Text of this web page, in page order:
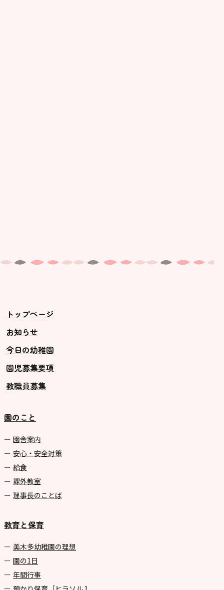
トップページ
お知らせ
今日の幼稚園
園児募集要項
教職員募集
園のこと
園舎案内
安心・安全対策
給食
課外教室
理事長のことば
教育と保育
美⽊多幼稚園の理想
園の1⽇
年間⾏事